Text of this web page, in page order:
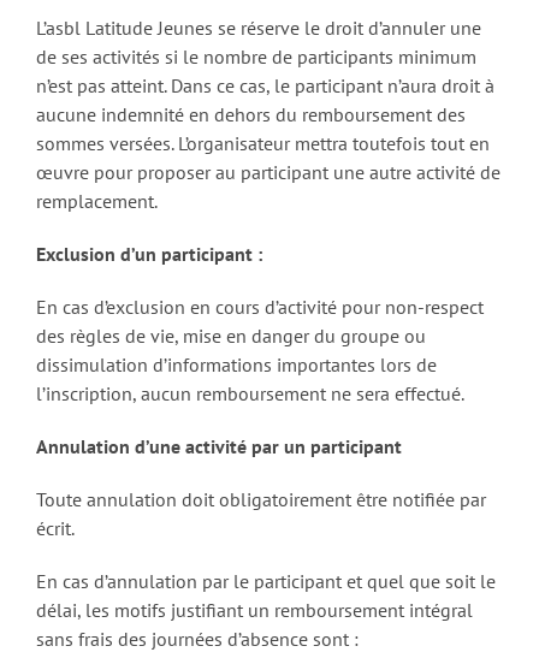
L’asbl Latitude Jeunes se réserve le droit d’annuler une
de ses activités si le nombre de participants minimum
n’est pas atteint. Dans ce cas, le participant n’aura droit à
aucune indemnité en dehors du remboursement des
sommes versées. L’organisateur mettra toutefois tout en
œuvre pour proposer au participant une autre activité de
remplacement.
Exclusion d’un participant :
En cas d’exclusion en cours d’activité pour non-respect
des règles de vie, mise en danger du groupe ou
dissimulation d’informations importantes lors de
l’inscription, aucun remboursement ne sera effectué.
Annulation d’une activité par un participant
Toute annulation doit obligatoirement être notifiée par
écrit.
En cas d’annulation par le participant et quel que soit le
délai, les motifs justifiant un remboursement intégral
sans frais des journées d’absence sont :